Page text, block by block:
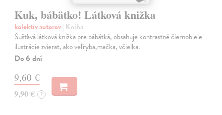
Kuk, bábätko! Látková knižka
kolektív autorov| Kniha
Šušťavá látková knižka pre bábätká, obsahuje kontrastné čiernobiele
ilustrácie zvierat, ako veľryba,mačka, včielka.
Do 6 dní
9,60 €
9,90 € ?